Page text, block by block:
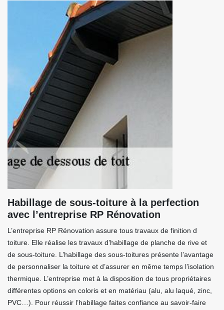
Habillage de sous-toiture à la perfection
avec l’entreprise RP Rénovation
L’entreprise RP Rénovation assure tous travaux de finition d
toiture. Elle réalise les travaux d’habillage de planche de rive et
de sous-toiture. L’habillage des sous-toitures présente l’avantage
de personnaliser la toiture et d’assurer en même temps l’isolation
thermique. L’entreprise met à la disposition de tous propriétaires
différentes options en coloris et en matériau (alu, alu laqué, zinc,
PVC…). Pour réussir l’habillage faites confiance au savoir-faire